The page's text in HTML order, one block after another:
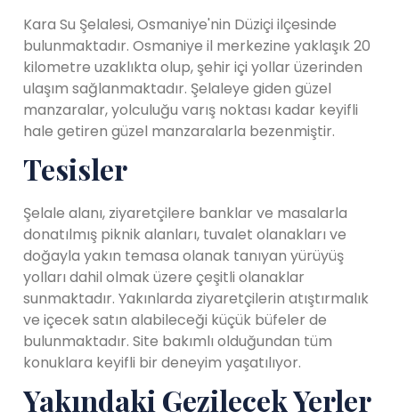
Kara Su Şelalesi, Osmaniye'nin Düziçi ilçesinde
bulunmaktadır. Osmaniye il merkezine yaklaşık 20
kilometre uzaklıkta olup, şehir içi yollar üzerinden
ulaşım sağlanmaktadır. Şelaleye giden güzel
manzaralar, yolculuğu varış noktası kadar keyifli
hale getiren güzel manzaralarla bezenmiştir.
Tesisler
Şelale alanı, ziyaretçilere banklar ve masalarla
donatılmış piknik alanları, tuvalet olanakları ve
doğayla yakın temasa olanak tanıyan yürüyüş
yolları dahil olmak üzere çeşitli olanaklar
sunmaktadır. Yakınlarda ziyaretçilerin atıştırmalık
ve içecek satın alabileceği küçük büfeler de
bulunmaktadır. Site bakımlı olduğundan tüm
konuklara keyifli bir deneyim yaşatılıyor.
Yakındaki Gezilecek Yerler